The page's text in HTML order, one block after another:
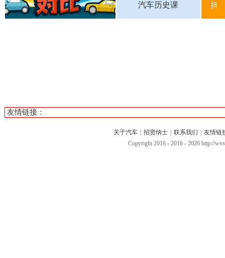
汽车历史课
友情链接：
关于汽车 招贤纳士 联系我们
友情链
Copyright 2016 - 2016 -2026 http://